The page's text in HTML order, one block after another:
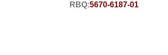
RBQ:5670-6187-01